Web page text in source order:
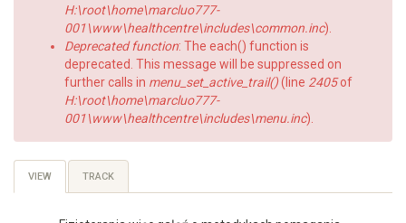
H:\root\home\marcluo777-
001\www\healthcentre\includes\common.inc).
Deprecated function: The each() function is
deprecated. This message will be suppressed on
further calls in menu_set_active_trail()(line 2405of
H:\root\home\marcluo777-
001\www\healthcentre\includes\menu.inc).
Primary
VIEW (ACTIVE
TAB)
TRACK